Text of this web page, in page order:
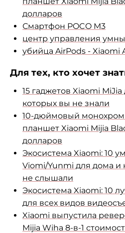
долларов
Смартфон POCO M3
центр управления
убийца AirPods - Xiaomi
Для тех, кто хочет
15 гаджетов Xiaomi
которых вы не знали
10-дюймовый
планшет Xiaomi Mijia
долларов
Экосистема Xiaomi: 10
Viomi/Yunmi для дома и
не слышали
Экосистема Xiaomi: 10
для всех видов
Xiaomi выпустила
Mijia Wiha 8-в-1